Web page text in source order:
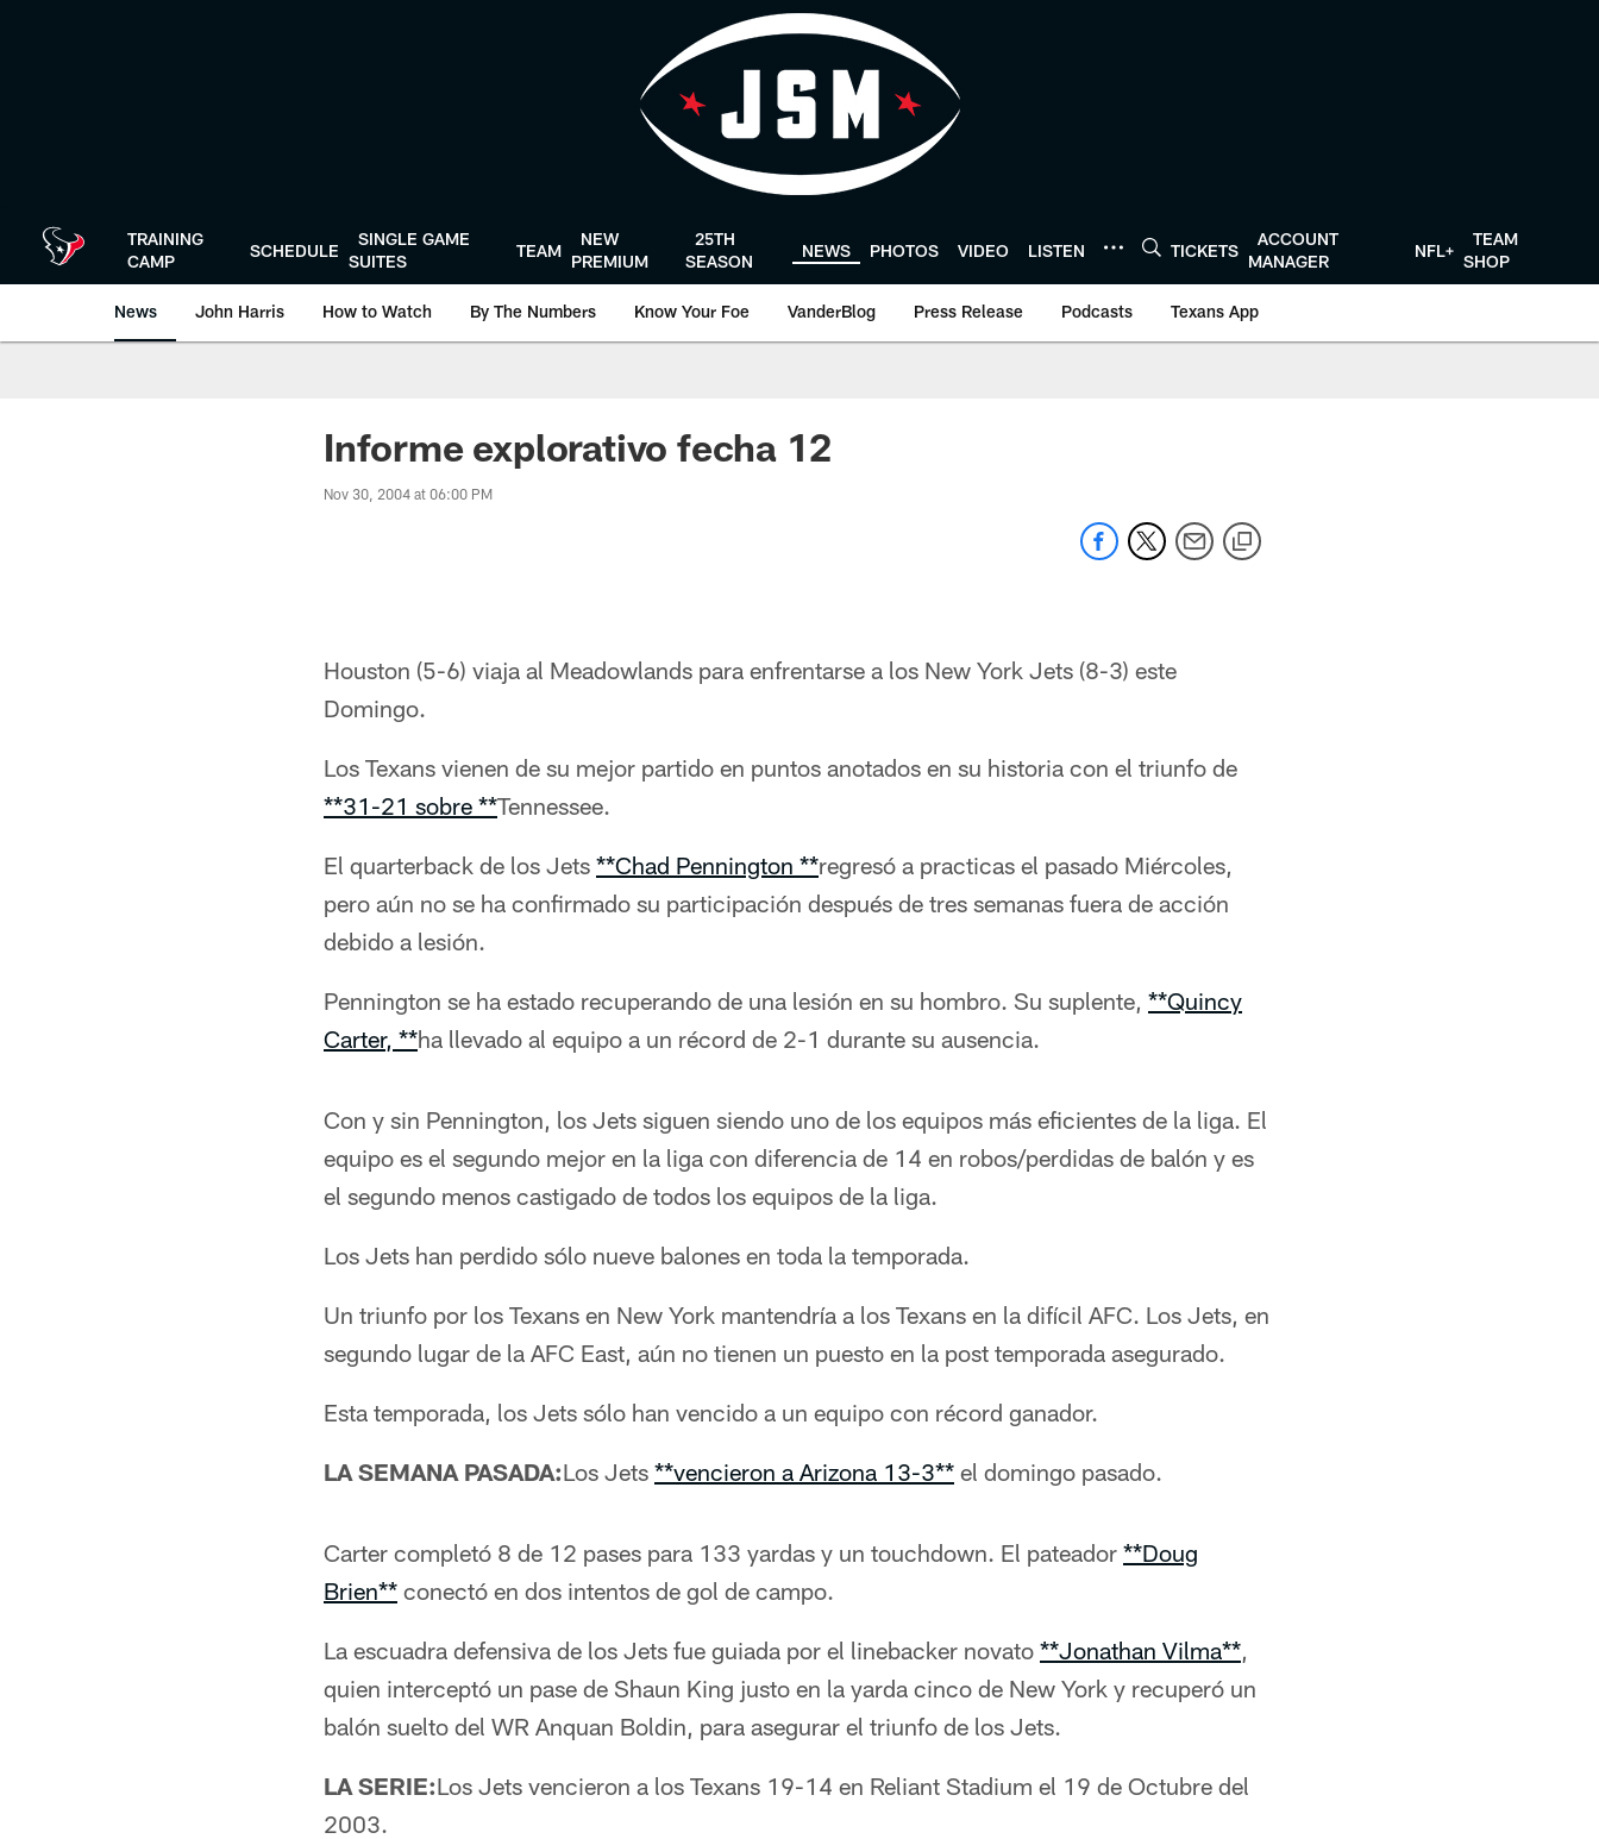
TRAINING
CAMP
SCHEDULE
SINGLE GAME
SUITES
TEAM
NEW
PREMIUM
25TH
SEASON
NEWS PHOTOS VIDEO LISTEN TICKETS
ACCOUNT
MANAGER
NFL+
TEAM
SHOP
News John Harris How to Watch By The Numbers Know Your Foe VanderBlog Press Release Podcasts Texans App
Informe explorativo fecha 12
Nov 30, 2004 at 06:00 PM
Houston (5-6) viaja al Meadowlands para enfrentarse a los New York Jets (8-3) este
Domingo.
Los Texans vienen de su mejor partido en puntos anotados en su historia con el triunfo de
**31-21 sobre **Tennessee.
El quarterback de los Jets **Chad Pennington **regresó a practicas el pasado Miércoles,
pero aún no se ha confirmado su participación después de tres semanas fuera de acción
debido a lesión.
Pennington se ha estado recuperando de una lesión en su hombro. Su suplente, **Quincy
Carter, **ha llevado al equipo a un récord de 2-1 durante su ausencia.
Con y sin Pennington, los Jets siguen siendo uno de los equipos más eficientes de la liga. El
equipo es el segundo mejor en la liga con diferencia de 14 en robos/perdidas de balón y es
el segundo menos castigado de todos los equipos de la liga.
Los Jets han perdido sólo nueve balones en toda la temporada.
Un triunfo por los Texans en New York mantendría a los Texans en la difícil AFC. Los Jets, en
segundo lugar de la AFC East, aún no tienen un puesto en la post temporada asegurado.
Esta temporada, los Jets sólo han vencido a un equipo con récord ganador.
LA SEMANA PASADA:Los Jets **vencieron a Arizona 13-3** el domingo pasado.
Carter completó 8 de 12 pases para 133 yardas y un touchdown. El pateador **Doug
Brien** conectó en dos intentos de gol de campo.
La escuadra defensiva de los Jets fue guiada por el linebacker novato **Jonathan Vilma**,
quien interceptó un pase de Shaun King justo en la yarda cinco de New York y recuperó un
balón suelto del WR Anquan Boldin, para asegurar el triunfo de los Jets.
LA SERIE:Los Jets vencieron a los Texans 19-14 en Reliant Stadium el 19 de Octubre del
2003.